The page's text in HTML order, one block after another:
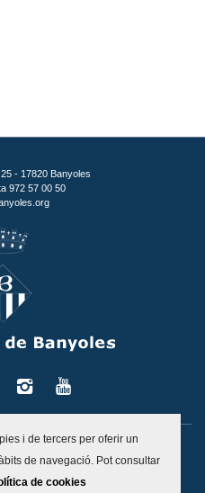
- 17820 Banyoles
972 57 00 50
Twitter Instagram
Mapa del lloc
Avís legal
Politica de cookies
i de tercers per oferir un
de navegació. Pot consultar
de cookies